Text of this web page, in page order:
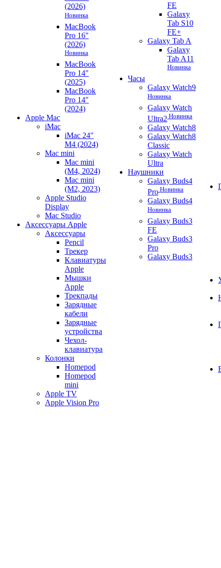
(2026)
Новинка
MacBook
Pro 16"
(2026)
Новинка
MacBook
Pro 14"
(2025)
MacBook
Pro 14"
(2024)
Apple Mac
iMac
iMac 24"
M4 (2024)
Mac mini
Mac mini
(M4, 2024)
Mac mini
(M2, 2023)
Apple Studio
Display
Mac Studio
Аксессуары Apple
Аксессуары
Pencil
Трекер
Клавиатуры
Apple
Мышки
Apple
Трекпады
Зарядные
кабели
Зарядные
устройства
Чехол-
клавиатура
Колонки
Homepod
Homepod
mini
Apple TV
Apple Vision Pro
FE
Galaxy
Tab S10
FE+
Galaxy Tab A
Galaxy
Tab A11
Новинка
Часы
Galaxy Watch9
Новинка
Galaxy Watch
Ultra2 Новинка
Galaxy Watch8
Galaxy Watch8
Classic
Galaxy Watch
Ultra
Наушники
Galaxy Buds4
Pro Новинка
Galaxy Buds4
Новинка
Galaxy Buds3
FE
Galaxy Buds3
Pro
Galaxy Buds3